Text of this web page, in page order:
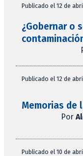
Publicado el 12 de
¿Gobernar o
Publicado el 12 de
Memorias de
Por
Publicado el 10 de